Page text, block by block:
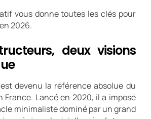
vous donne toutes les clés pour
2026.
deux visions
devenu la référence absolue du
France. Lancé en 2020, il a imposé
minimaliste dominé par un grand